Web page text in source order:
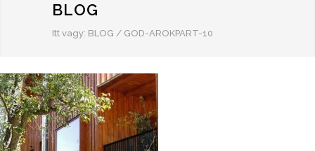
BLOG
Itt vagy: BLOG / GOD-AROKPART-10